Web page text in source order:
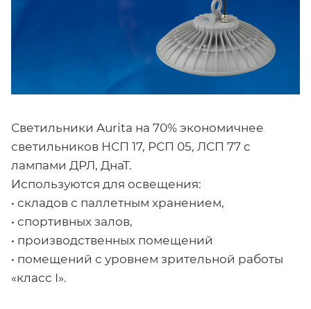
Светильники Aurita на 70% экономичнее
светильников НСП 17, РСП 05, ЛСП 77 с
лампами ДРЛ, ДнаТ.
Используются для освещения:
• складов с паллетным хранением,
• спортивных залов,
• производственных помещений
• помещений с уровнем зрительной работы
«класс I».